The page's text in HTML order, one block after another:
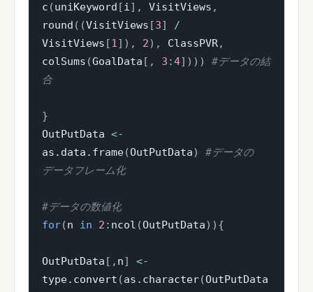
c (uniKeyword [i] , VisitViews ,
round ( (VisitViews [3]
/
VisitViews [1] ) , 2) , ClassPVR,
colSums (GoalData [ , 3 :4] ) ) )
#データの結
合
}
OutPutData <-
as.data.frame(OutPutData)
#データの
データフレーム化
#データの数値化
for(n in 2 : ncol (OutPutData) ) {
OutPutData [ , n]
<-
type.convert (as.character(OutPutData